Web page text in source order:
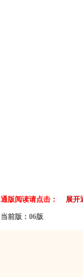
通版阅读请点击： 展开
当前版：06版